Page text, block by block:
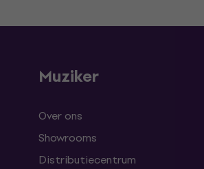
Muziker
Over ons
Showrooms
Distributiecentrum